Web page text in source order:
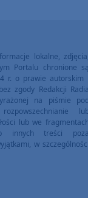
lokalne, zdjęcia,
Portalu chronione są
r. o prawie autorskim i
zgody Redakcji Radia
na piśmie pod
lub we fragmentach
innych treści poza
w szczególności